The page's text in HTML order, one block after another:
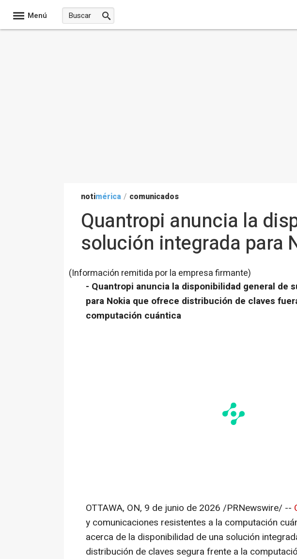
Menú
notimérica / comunicados
Quantropi anuncia la
solución integrada para
(Información remitida por la empresa firmante)
- Quantropi anuncia la disponibilidad general de
para Nokia que ofrece distribución de claves
computación cuántica
OTTAWA, ON, 9 de junio de 2026 /PRNewswire/ --
y comunicaciones resistentes a la computación
acerca de la disponibilidad de una solución
distribución de claves segura frente a la